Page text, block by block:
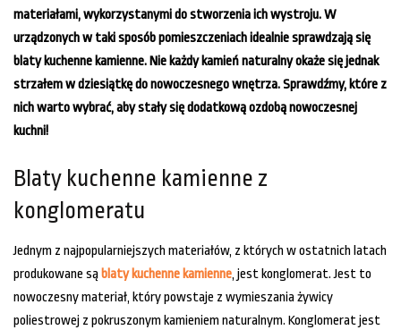
materiałami, wykorzystanymi do stworzenia ich wystroju. W
urządzonych w taki sposób pomieszczeniach idealnie sprawdzają się
blaty kuchenne kamienne. Nie każdy kamień naturalny okaże się jednak
strzałem w dziesiątkę do nowoczesnego wnętrza. Sprawdźmy, które z
nich warto wybrać, aby stały się dodatkową ozdobą nowoczesnej
kuchni!
Blaty kuchenne kamienne z
konglomeratu
Jednym z najpopularniejszych materiałów, z których w ostatnich latach
produkowane sąblaty kuchenne kamienne, jest konglomerat. Jest to
nowoczesny materiał, który powstaje z wymieszania żywicy
poliestrowej z pokruszonym kamieniem naturalnym. Konglomerat jest